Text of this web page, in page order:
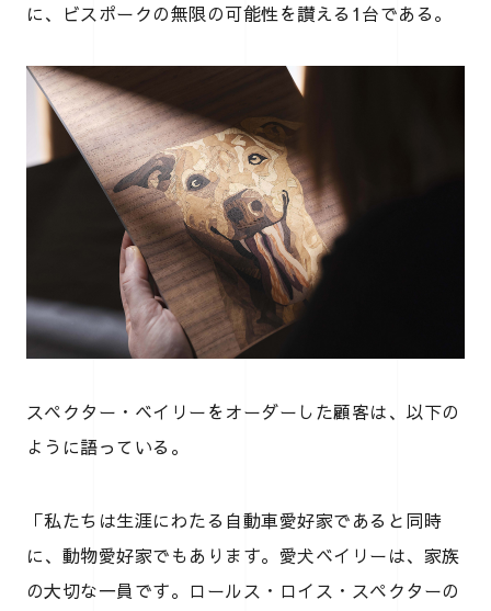
に、ビスポークの無限の可能性を讃える1台である。
スペクター・ベイリーをオーダーした顧客は、以下の
ように語っている。
「私たちは生涯にわたる自動車愛好家であると同時
に、動物愛好家でもあります。愛犬ベイリーは、家族
の大切な一員です。ロールス・ロイス・スペクターの